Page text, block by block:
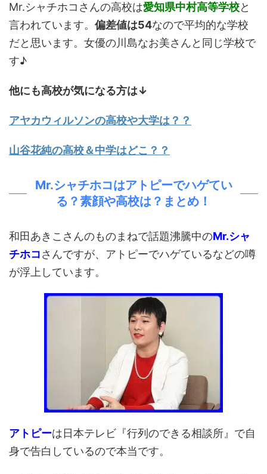
Mr.シャチホコさんの高校は愛知県中村高等学校と
言われています。 偏差値は54なので平均的な学校
だと思います。女優の川島なお美さんと同じ学校で
す♪
他にも高校が気になる方は↓
アヤカウィルソンの高校や大学は？？
山谷花純の高校＆中学はどこ？？
Mr.シャチホコはアトピーでハゲてい
る？素顔や高校は？まとめ！
和田あきこさんのものまねで話題沸騰中のMr.シャ
チホコさんですが、アトピーでハゲているなどの噂
が浮上しています。
アトピーは日本テレビ『行列のできる相談所』で自
身で告白しているので本当です。